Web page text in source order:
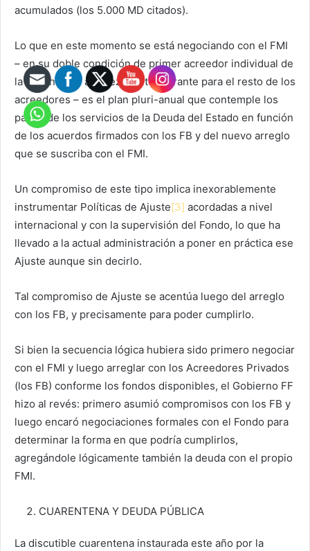
acumulados (los 5.000 MD citados).
Lo que en este momento se está negociando con el FMI
– en su doble condición de primer acreedor individual de
la Argentina y a la vez auditor garante para el resto de los
acreedores – es el plan pluri-anual que contemple los
pagos de los servicios de la Deuda del Estado en función
de los acuerdos firmados con los FB y del nuevo arreglo
que se suscriba con el FMI.
Un compromiso de este tipo implica inexorablemente
instrumentar Políticas de Ajuste[3] acordadas a nivel
internacional y con la supervisión del Fondo, lo que ha
llevado a la actual administración a poner en práctica ese
Ajuste aunque sin decirlo.
Tal compromiso de Ajuste se acentúa luego del arreglo
con los FB, y precisamente para poder cumplirlo.
Si bien la secuencia lógica hubiera sido primero negociar
con el FMI y luego arreglar con los Acreedores Privados
(los FB) conforme los fondos disponibles, el Gobierno FF
hizo al revés: primero asumió compromisos con los FB y
luego encaró negociaciones formales con el Fondo para
determinar la forma en que podría cumplirlos,
agregándole lógicamente también la deuda con el propio
FMI.
CUARENTENA Y DEUDA PÚBLICA
La discutible cuarentena instaurada este año por la